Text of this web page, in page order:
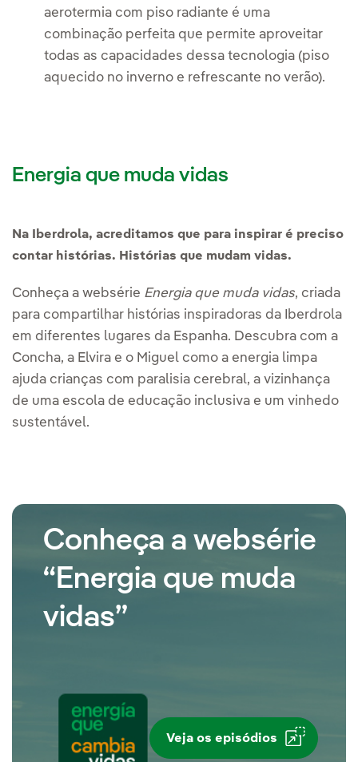
aerotermia com piso radiante é uma
combinação perfeita que permite aproveitar
todas as capacidades dessa tecnologia (piso
aquecido no inverno e refrescante no verão).
Energia que muda vidas
Na Iberdrola, acreditamos que para inspirar é preciso
contar histórias. Histórias que mudam vidas.
Conheça a websérie Energia que muda vidas, criada
para compartilhar histórias inspiradoras da Iberdrola
em diferentes lugares da Espanha. Descubra com a
Concha, a Elvira e o Miguel como a energia limpa
ajuda crianças com paralisia cerebral, a vizinhança
de uma escola de educação inclusiva e um vinhedo
sustentável.
Conheça a websérie
“Energia que muda
vidas”
Veja os episódios